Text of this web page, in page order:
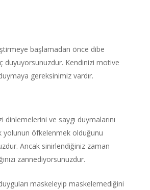
başlamadan önce dibe
duyuyorsunuzdur. Kendinizi motive
gereksinimiz vardır.
dinlemelerini ve saygı duymalarını
yolunun öfkelenmek olduğunu
Ancak sinirlendiğiniz zaman
zannediyorsunuzdur.
maskeleyip maskelemediğini